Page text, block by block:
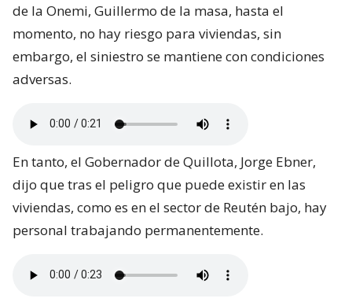
de la Onemi, Guillermo de la masa, hasta el
momento, no hay riesgo para viviendas, sin
embargo, el siniestro se mantiene con condiciones
adversas.
En tanto, el Gobernador de Quillota, Jorge Ebner,
dijo que tras el peligro que puede existir en las
viviendas, como es en el sector de Reutén bajo, hay
personal trabajando permanentemente.